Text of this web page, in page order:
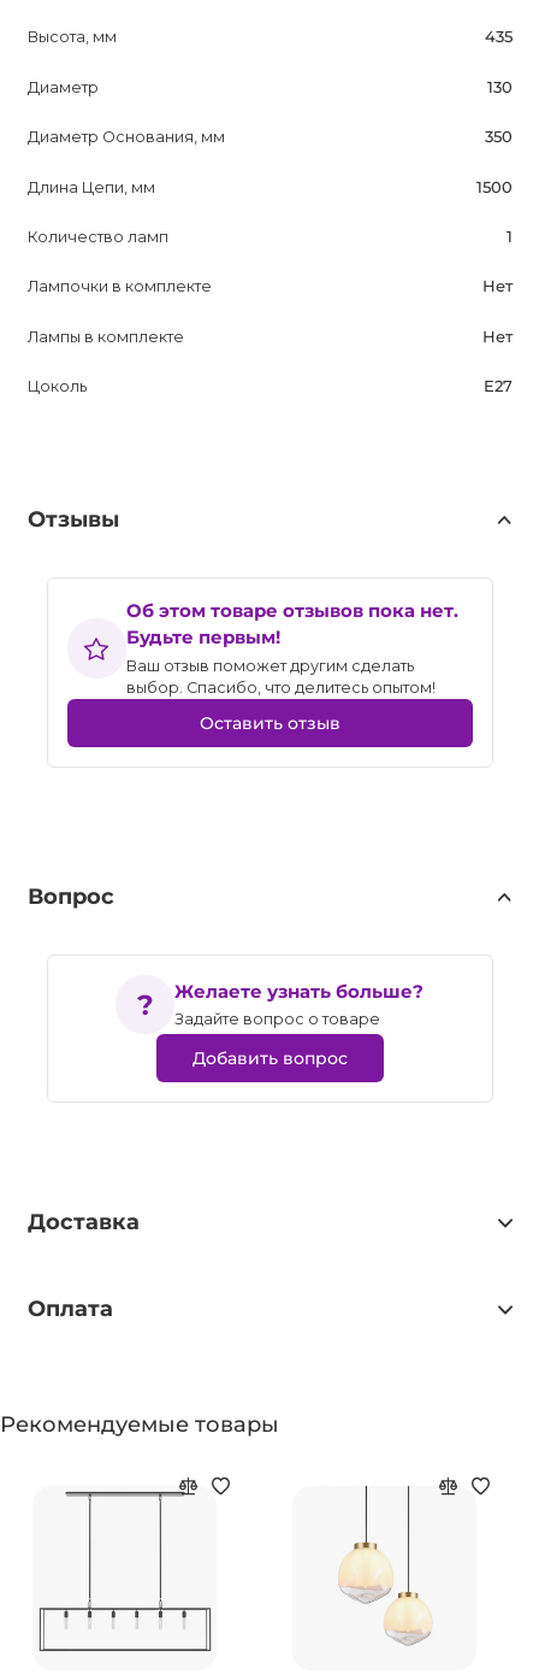
Сделайте свой интерьер привлекательным и
TRIO!
Высота, мм 435
Диаметр 130
Диаметр Основания, мм 350
Длина Цепи, мм 1500
Количество ламп 1
Лампочки в комплекте Нет
Лампы в комплекте Нет
Цоколь E27
Отзывы
Об этом товаре отзывов пока нет.
Будьте первым!
Ваш отзыв поможет другим сделать
выбор. Спасибо, что делитесь опытом!
Оставить отзыв
Вопрос
Желаете узнать больше?
Задайте вопрос о товаре
Добавить вопрос
Доставка
Оплата
Рекомендуемые товары